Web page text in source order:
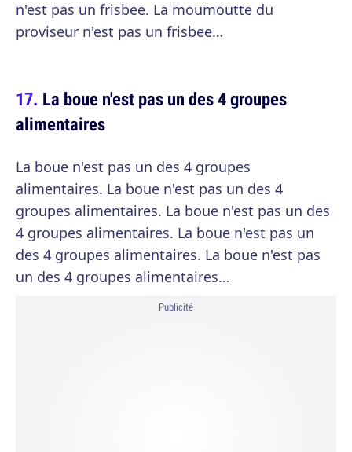
n'est pas un frisbee. La moumoutte du
proviseur n'est pas un frisbee…
La boue n'est pas un des 4 groupes
alimentaires
La boue n'est pas un des 4 groupes
alimentaires. La boue n'est pas un des 4
groupes alimentaires. La boue n'est pas un des
4 groupes alimentaires. La boue n'est pas un
des 4 groupes alimentaires. La boue n'est pas
un des 4 groupes alimentaires…
Publicité